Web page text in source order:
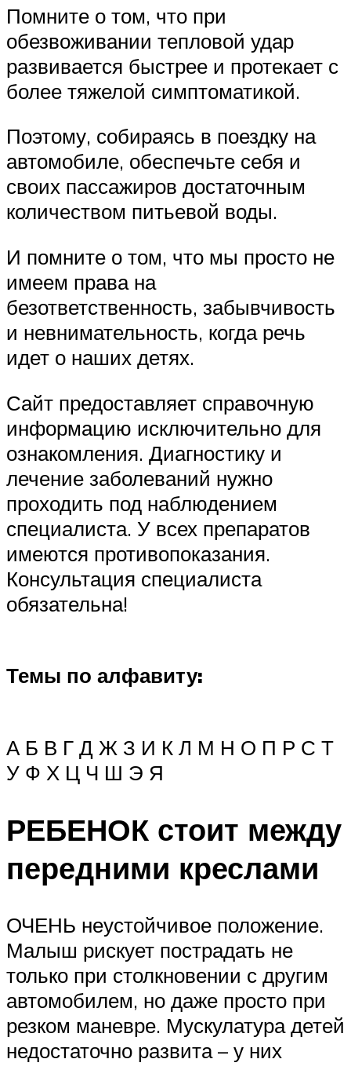
Помните о том, что при
обезвоживании тепловой удар
развивается быстрее и протекает с
более тяжелой симптоматикой.
Поэтому, собираясь в поездку на
автомобиле, обеспечьте себя и
своих пассажиров достаточным
количеством питьевой воды.
И помните о том, что мы просто не
имеем права на
безответственность, забывчивость
и невнимательность, когда речь
идет о наших детях.
Сайт предоставляет справочную
информацию исключительно для
ознакомления. Диагностику и
лечение заболеваний нужно
проходить под наблюдением
специалиста. У всех препаратов
имеются противопоказания.
Консультация специалиста
обязательна!
Темы по алфавиту:
А Б В Г Д Ж З И К Л М Н О П Р С Т
У Ф Х Ц Ч Ш Э Я
РЕБЕНОК стоит между
передними креслами
ОЧЕНЬ неустойчивое положение.
Малыш рискует пострадать не
только при столкновении с другим
автомобилем, но даже просто при
резком маневре. Мускулатура детей
недостаточно развита – у них